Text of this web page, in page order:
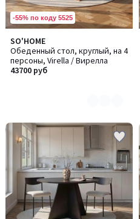
-55% по коду 5525
SO'HOME
Обеденный стол, круглый, на 4
персоны, Virella / Вирелла
43700 руб
Количество
цветов:
2